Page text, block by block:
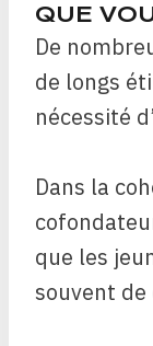
QUE
De
de longs
nécessité
Dans la
que les
souvent de